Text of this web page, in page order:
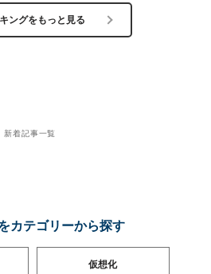
ングをもっと見る
新着記事一覧
カテゴリーから探す
仮想化